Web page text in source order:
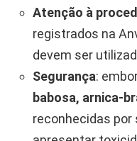
Atenção à
registrados na
devem ser
Segurança:
babosa, arnica-
reconhecidas por